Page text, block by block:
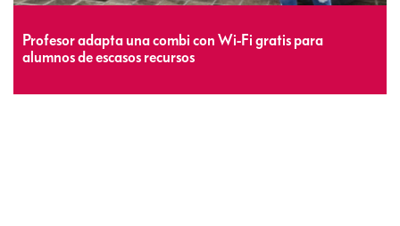
Profesor adapta una combi con Wi-Fi gratis para
alumnos de escasos recursos